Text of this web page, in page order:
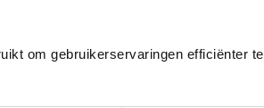
om gebruikerservaringen efficiënter te